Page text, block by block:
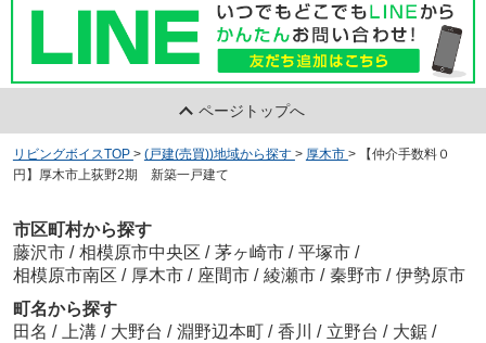
ページトップへ
リビングボイスTOP > (戸建(売買))地域から探す > 厚木市 >
【仲介手数料０
円】厚木市上荻野2期 新築一戸建て
市区町村から探す
藤沢市 / 相模原市中央区 / 茅ヶ崎市 / 平塚市 /
相模原市南区 / 厚木市 / 座間市 / 綾瀬市 / 秦野市 / 伊勢原市
町名から探す
田名 / 上溝 / 大野台 / 淵野辺本町 / 香川 / 立野台 / 大鋸 /